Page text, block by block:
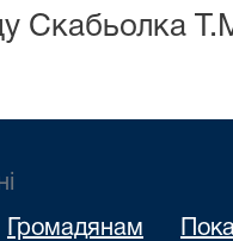
Скабьолка
Громадянам